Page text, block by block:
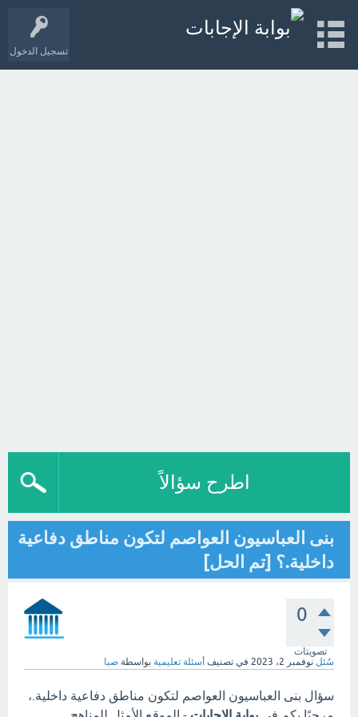
تسجيل الدخول
اطرح سؤالاً
بنى العباسيون العواصم لتكون مناطق دفاعية
داخلية.؟ [تم الحل]
0
تصويتات
سُئل نوفمبر 2، 2023 في تصنيف أسئلة تعليمية بواسطة صبا
سؤال بنى العباسيون العواصم لتكون مناطق دفاعية داخلية.،